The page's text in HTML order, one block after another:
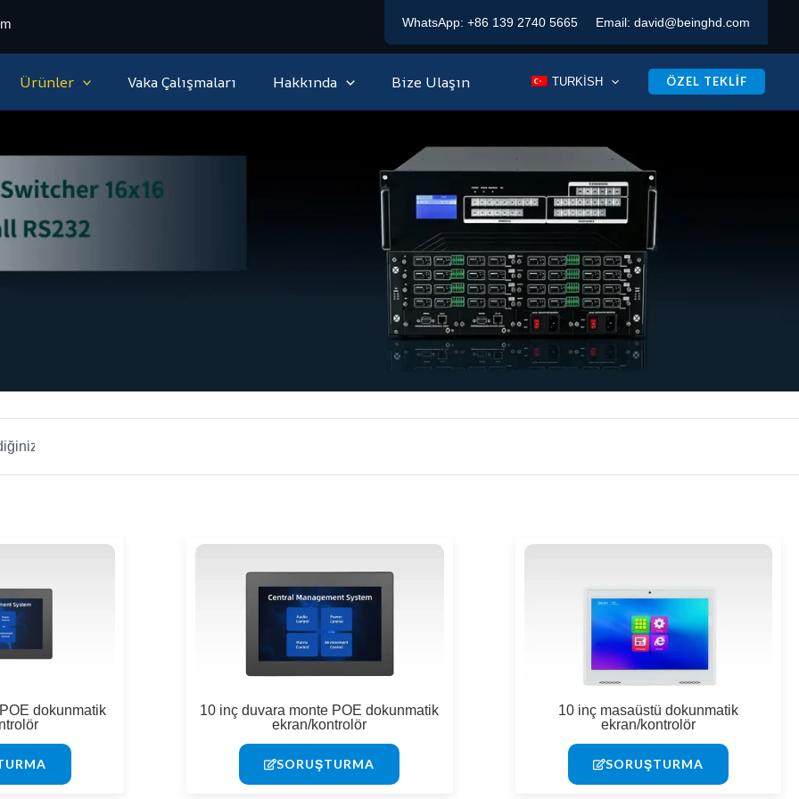
WhatsApp: +86 139 2740 5665 Email: david@beinghd.com
Ürünler Vaka Çalışmaları Hakkında Bize Ulaşın TURKISH ÖZEL TEKLIF
dokunmatik
10 inç duvara monte POE dokunmatik
ekran/kontrolör
SORUŞTURMA
10 inç masaüstü dokunmatik
ekran/kontrolör
SORUŞTURMA